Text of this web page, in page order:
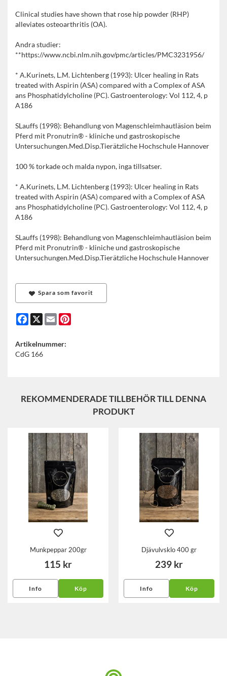
Clinical studies have shown that rose hip powder (RHP)
alleviates osteoarthritis (OA).
Andra studier:
**https://www.ncbi.nlm.nih.gov/pmc/articles/PMC3231956/
* A.Kurinets, L.M. Lichtenberg (1993): Ulcer healing in Rats
treated with Aspirin (ASA) compared with a Complex of ASA
ans Phosphatidylcholine (PC). Gastroenterology: Vol 112, 4, p
A186
SLauffs (1998): Behandlung von Magenschleimhautläsion beim
Pferd mit Pronutrin® - kliniche und gastroskopische
Untersuchungen.Med.Disp.Tierätzliche Hochschule Hannover
100 % torkade och malda nypon, inga tillsatser.
* A.Kurinets, L.M. Lichtenberg (1993): Ulcer healing in Rats
treated with Aspirin (ASA) compared with a Complex of ASA
ans Phosphatidylcholine (PC). Gastroenterology: Vol 112, 4, p
A186
SLauffs (1998): Behandlung von Magenschleimhautläsion beim
Pferd mit Pronutrin® - kliniche und gastroskopische
Untersuchungen.Med.Disp.Tierätzliche Hochschule Hannover
Spara som favorit
Facebook
X Email
Artikelnummer:
CdG 166
REKOMMENDERADE TILLBEHÖR TILL DENNA
PRODUKT
Munkpeppar 200gr
115 kr
Info Köp
Djävulvsklo 400 gr
239 kr
Info Köp